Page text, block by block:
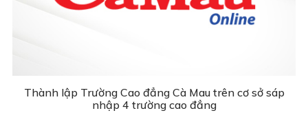
Thành lập Trường Cao đẳng Cà Mau trên cơ sở sáp
nhập 4 trường cao đẳng